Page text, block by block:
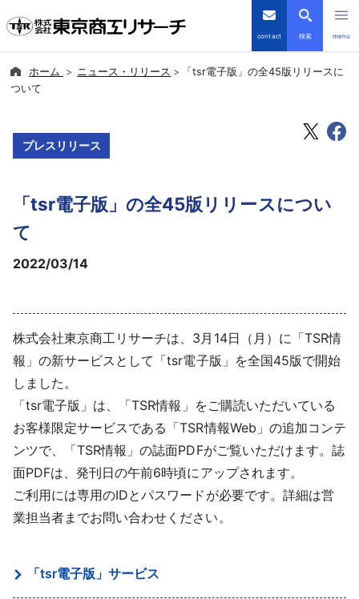
contact 検索 menu
優良企業サイト
導入事例
よくあるご質問
English
ホーム ニュース・リリース
「tsr電子版」の全45版リリースに
ついて
プレスリリース
「tsr電子版」の全45版リリースについ
て
2022/03/14
株式会社東京商工リサーチは、3月14日（月）に「TSR情
報」の新サービスとして「tsr電子版」を全国45版で開始
しました。
「tsr電子版」は、「TSR情報」をご購読いただいている
お客様限定サービスである「TSR情報Web」の追加コンテ
ンツで、「TSR情報」の誌面PDFがご覧いただけます。誌
面PDFは、発刊日の午前6時頃にアップされます。
ご利用には専用のIDとパスワードが必要です。詳細は営
業担当者までお問い合わせください。
「tsr電子版」サービス